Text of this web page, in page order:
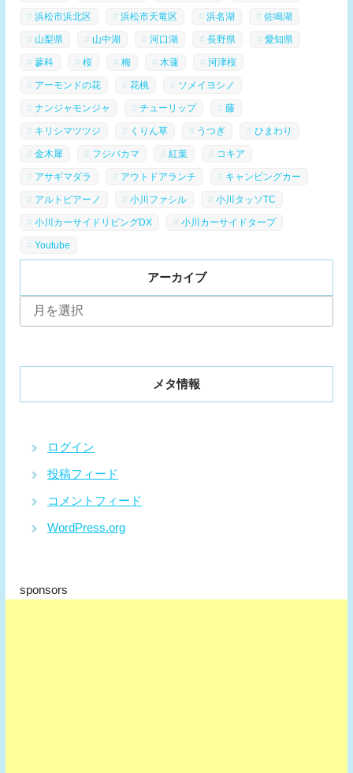
浜松市浜北区 浜松市天竜区 浜名湖 佐鳴湖
山梨県 山中湖 河口湖 長野県 愛知県
蓼科 桜 梅 木蓮 河津桜
アーモンドの花 花桃 ソメイヨシノ
ナンジャモンジャ チューリップ 藤
キリシマツツジ くりん草 うつぎ ひまわり
金木犀 フジバカマ 紅葉 コキア
アサギマダラ アウトドアランチ キャンピングカー
アルトピアーノ 小川ファシル 小川タッソTC
小川カーサイドリビングDX 小川カーサイドタープ
Youtube
アーカイブ
ー
メタ情報
ログイン
投稿フィード
コメントフィード
WordPress.org
sponsors